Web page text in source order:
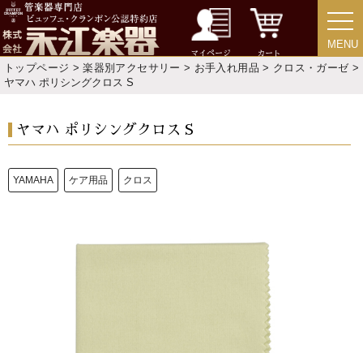
マイページ カート
MENU
MENU
トップページ >楽器別アクセサリー > お手入れ用品 > クロス・ガーゼ >
ヤマハ ポリシングクロス S
ヤマハ ポリシングクロス S
YAMAHA ケア用品 クロス
ご利用ガイド サポート・保証
プライバシー・ポリシー